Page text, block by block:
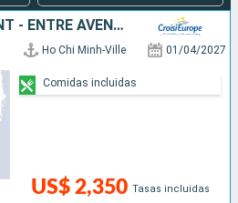
LE MÉKONG AUTREMENT - ENTRE AVENTURE ET SITES INCONTOURNABLES
Ho Chi Minh-Ville 01/04/2027
US$ 2,350 Tasas incluidas
Comidas incluidas